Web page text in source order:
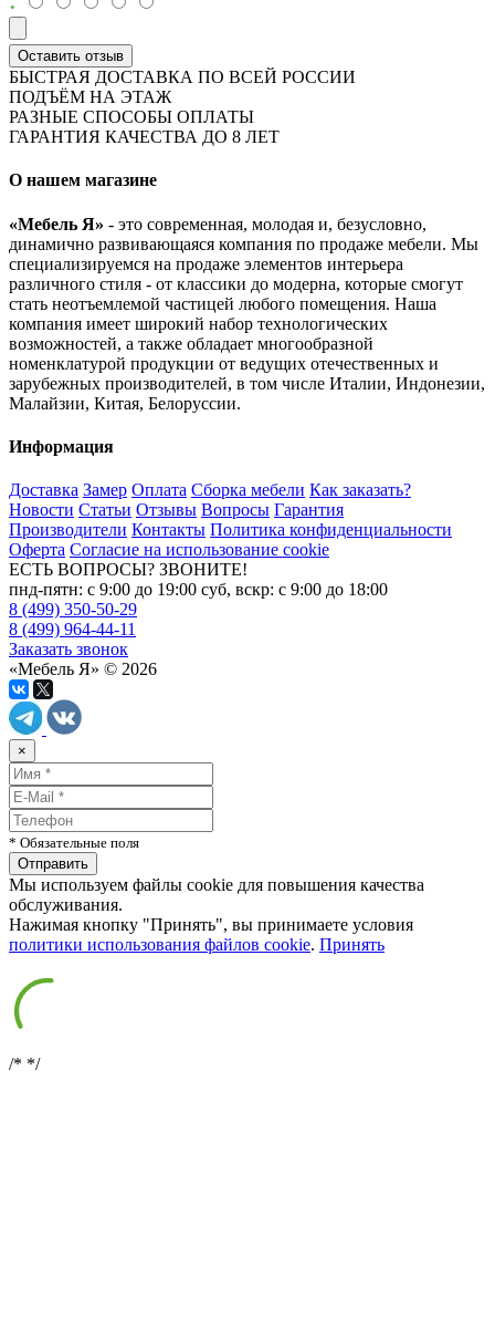
Оставить отзыв
БЫСТРАЯ ДОСТАВКА ПО ВСЕЙ РОССИИ
ПОДЪЁМ НА ЭТАЖ
РАЗНЫЕ СПОСОБЫ ОПЛАТЫ
ГАРАНТИЯ КАЧЕСТВА ДО 8 ЛЕТ
О нашем магазине
«Мебель Я» - это современная, молодая и, безусловно,
динамично развивающаяся компания по продаже мебели. Мы
специализируемся на продаже элементов интерьера
различного стиля - от классики до модерна, которые смогут
стать неотъемлемой частицей любого помещения. Наша
компания имеет широкий набор технологических
возможностей, а также обладает многообразной
номенклатурой продукции от ведущих отечественных и
зарубежных производителей, в том числе Италии, Индонезии,
Малайзии, Китая, Белоруссии.
Информация
Доставка Замер Оплата Сборка мебели Как заказать?
Новости Статьи Отзывы Вопросы Гарантия
Производители Контакты Политика конфиденциальности
Оферта Согласие на использование cookie
ЕСТЬ ВОПРОСЫ? ЗВОНИТЕ!
пнд-пятн: с 9:00 до 19:00 суб, вскр: с 9:00 до 18:00
8 (499) 350-50-29
8 (499) 964-44-11
Заказать звонок
«Мебель Я» © 2026
×
* Обязательные поля
Мы используем файлы cookie для повышения качества
обслуживания.
Нажимая кнопку "Принять", вы принимаете условия
политики использования файлов cookie. Принять
/* */